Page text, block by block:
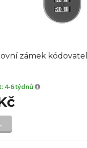
TSA